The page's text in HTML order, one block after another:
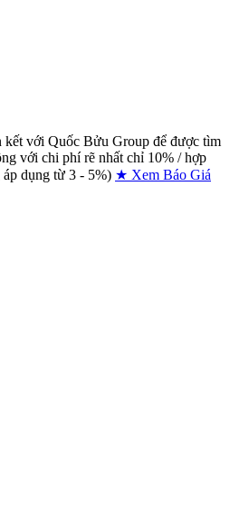
với Quốc Bửu Group để được tìm
với chi phí rẽ nhất chỉ 10% / hợp
dụng từ 3 - 5%) ★ Xem Báo Giá